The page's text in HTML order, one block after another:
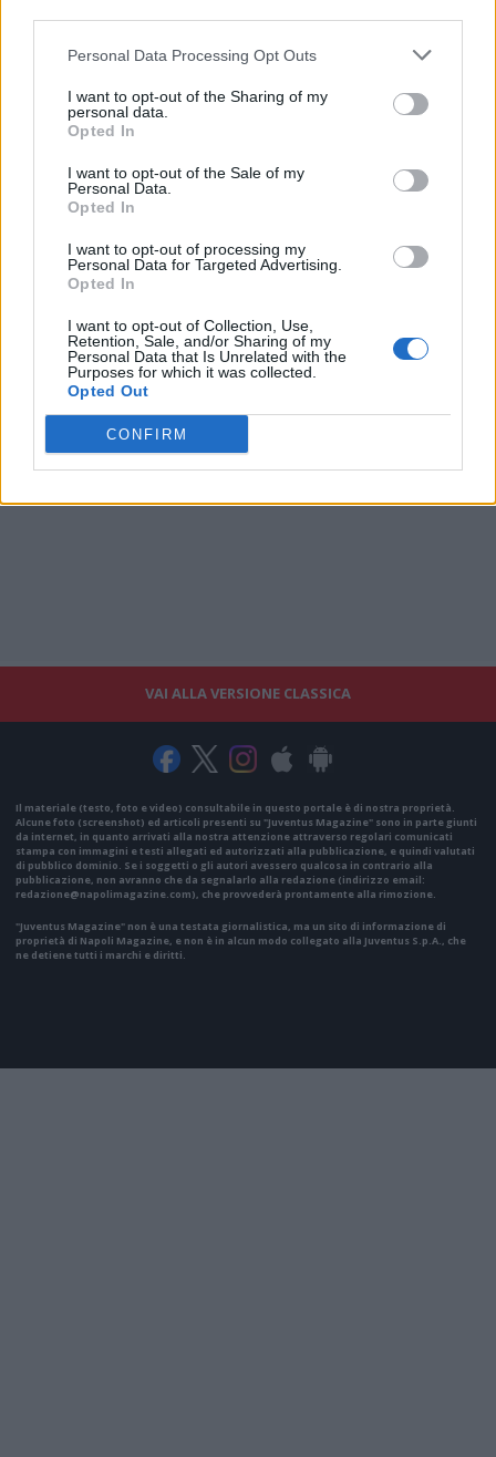
Personal Data Processing Opt Outs
I want to opt-out of the Sharing of my
personal data.
Opted In
I want to opt-out of the Sale of my
Personal Data.
Opted In
I want to opt-out of processing my
Personal Data for Targeted Advertising.
Opted In
I want to opt-out of Collection, Use,
Retention, Sale, and/or Sharing of my
Personal Data that Is Unrelated with the
Purposes for which it was collected.
Opted Out
CONFIRM
in Italia in quel momento. L’ASL di Napoli ha voluto tutelare la
che questo tipo di appello non abbia avuto gli effetti sperati. Il
Napoli dovrebbe rinunciare? Noi abbiamo avuto il mandato di
società. Noi siamo già al lavoro per preparare il ricorso
davanti al collegio di garanzia del CONI. L'ipotesi che una serie
un club di Serie A, come il Napoli, mi sembra azzardata.
Rinnovo di Gattuso? A Napoli il lavoro non manca mai. Non so
VAI ALLA VERSIONE CLASSICA
Il materiale (testo, foto e video) consultabile in questo portale è di nostra proprietà.
Alcune foto (screenshot) ed articoli presenti su "Juventus Magazine" sono in parte giunti
da internet, in quanto arrivati alla nostra attenzione attraverso regolari comunicati
stampa con immagini e testi allegati ed autorizzati alla pubblicazione, e quindi valutati
di pubblico dominio. Se i soggetti o gli autori avessero qualcosa in contrario alla
pubblicazione, non avranno che da segnalarlo alla redazione (indirizzo email:
redazione@napolimagazine.com), che provvederà prontamente alla rimozione.
"Juventus Magazine" non è una testata giornalistica, ma un sito di informazione di
proprietà di Napoli Magazine, e non è in alcun modo collegato alla Juventus S.p.A., che
ne detiene tutti i marchi e diritti.